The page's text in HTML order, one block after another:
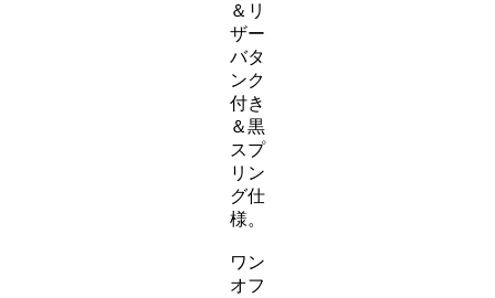
＆リ
ザー
バタ
ンク
付き
＆黒
スプ
リン
グ仕
様。
ワン
オフ